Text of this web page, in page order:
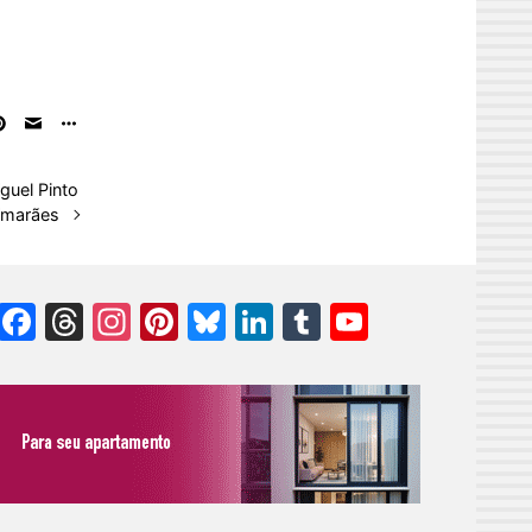
Pinto
Facebook
Threads
Instagram
Pinterest
Bluesky
LinkedIn
Tumblr